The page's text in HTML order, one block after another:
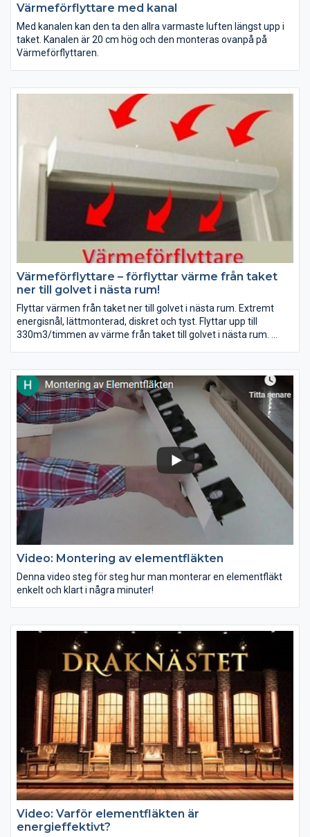
Värmeförflyttare med kanal
Med kanalen kan den ta den allra varmaste luften längst upp i
taket. Kanalen är 20 cm hög och den monteras ovanpå på
Värmeförflyttaren.
Värmeförflyttare – förflyttar värme från taket
ner till golvet i nästa rum!
Flyttar värmen från taket ner till golvet i nästa rum. Extremt
energisnål, lättmonterad, diskret och tyst. Flyttar upp till
330m3/timmen av värme från taket till golvet i nästa rum.
Nu lanserar vi kanaler till Värmeförflyttaren som blir extra bra.
Och den förs allra varmaste luften genom kanalen via fläkten
ner till golvet.
Video: Montering av elementfläkten
Denna video steg för steg hur man monterar en elementfläkt
enkelt och klart i några minuter!
Video: Varför elementfläkten är
energieffektivt?